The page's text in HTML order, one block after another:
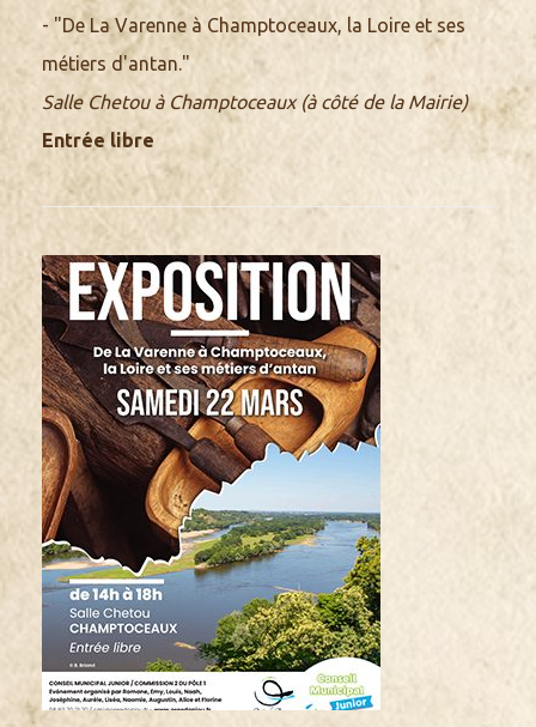
- "De La Varenne à Champtoceaux, la Loire et ses
métiers d'antan."
Salle Chetou à Champtoceaux (à côté de la Mairie)
Entrée libre